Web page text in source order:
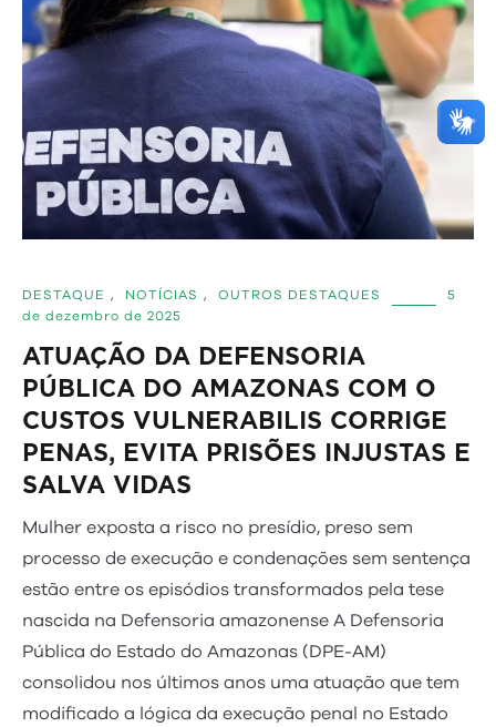
DESTAQUE , NOTÍCIAS , OUTROS DESTAQUES
5
de dezembro de 2025
ATUAÇÃO DA DEFENSORIA
PÚBLICA DO AMAZONAS COM O
CUSTOS VULNERABILIS CORRIGE
PENAS, EVITA PRISÕES INJUSTAS E
SALVA VIDAS
Mulher exposta a risco no presídio, preso sem
processo de execução e condenações sem sentença
estão entre os episódios transformados pela tese
nascida na Defensoria amazonense A Defensoria
Pública do Estado do Amazonas (DPE-AM)
consolidou nos últimos anos uma atuação que tem
modificado a lógica da execução penal no Estado